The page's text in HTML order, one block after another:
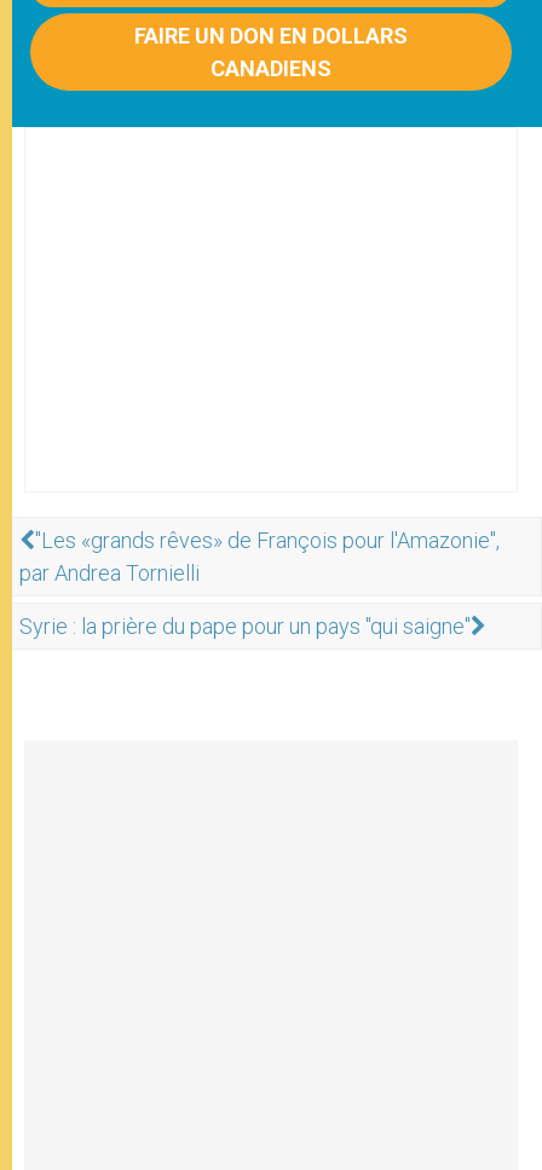
FAIRE UN DON EN DOLLARS
CANADIENS
"Les «grands rêves» de François pour l'Amazonie",
par Andrea Tornielli
Syrie : la prière du pape pour un pays "qui saigne"